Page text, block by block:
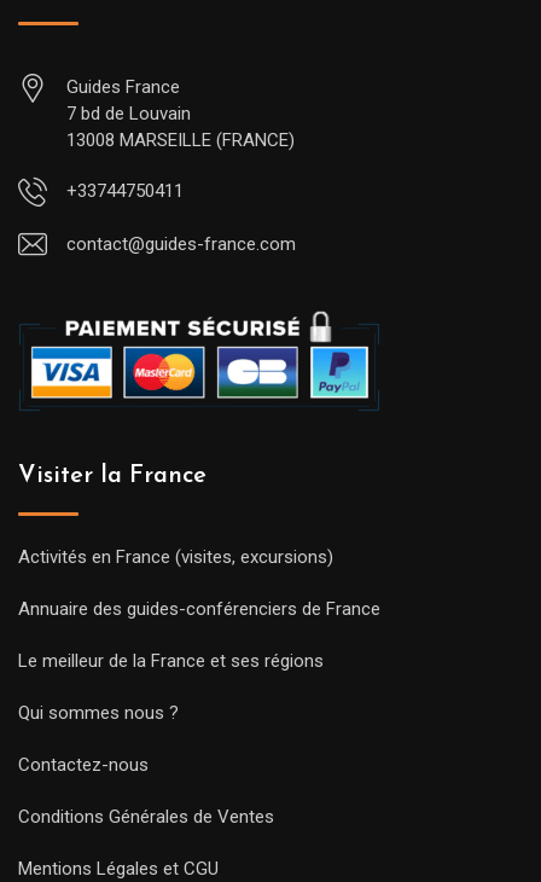
Guides France
7 bd de Louvain
13008 MARSEILLE (FRANCE)
+33744750411
contact@guides-france.com
Visiter la France
Activités en France (visites, excursions)
Annuaire des guides-conférenciers de France
Le meilleur de la France et ses régions
Qui sommes nous ?
Contactez-nous
Conditions Générales de Ventes
Mentions Légales et CGU